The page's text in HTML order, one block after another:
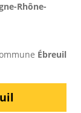
Rhône-
Ébreuil